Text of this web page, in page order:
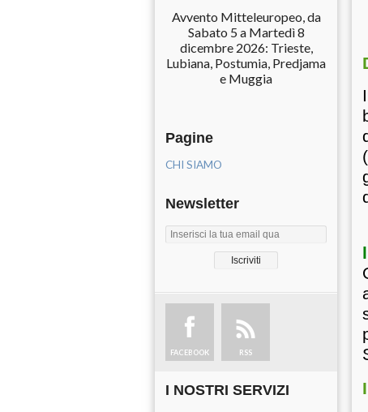
Avvento Mitteleuropeo, da
Sabato 5 a Martedì 8
dicembre 2026: Trieste,
Lubiana, Postumia, Predjama
e Muggia
Pagine
CHI SIAMO
Newsletter
FACEBOOK RSS
I NOSTRI SERVIZI